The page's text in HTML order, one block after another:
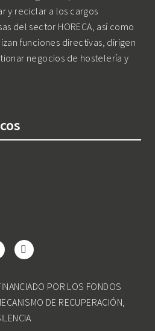
y reciclar a los cargos
del sector HORECA, así como
funciones directivas, dirigen
negocios de hostelería y
POR LOS FONDOS
DE RECUPERACIÓN,